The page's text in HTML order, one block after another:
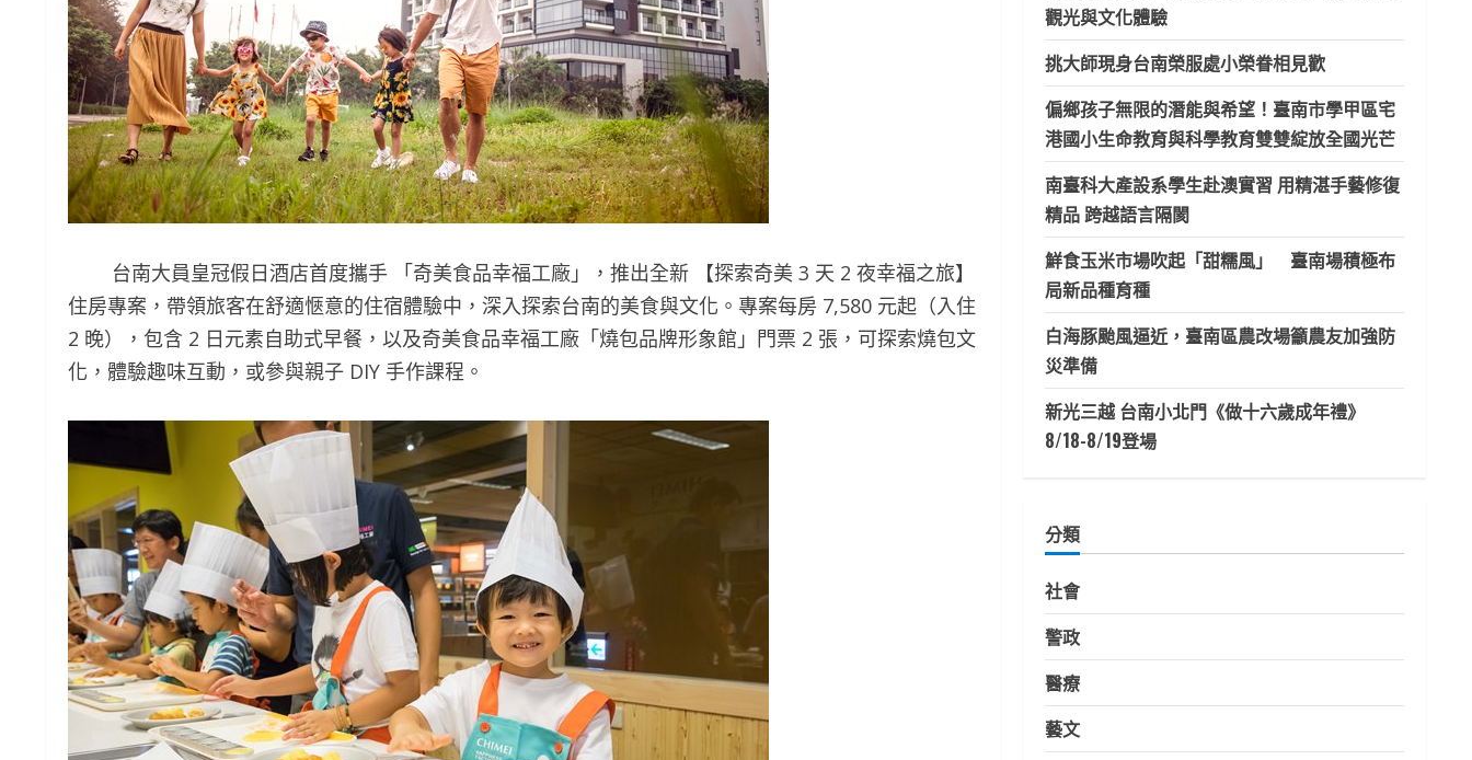
台南大員皇冠假日酒店首度攜手 「奇美食品幸福工廠」，推出全新 【探索奇美 3 天 2 夜幸福之旅】
住房專案，帶領旅客在舒適愜意的住宿體驗中，深入探索台南的美食與文化。專案每房 7,580 元起（入住
2 晚），包含 2 日元素自助式早餐，以及奇美食品幸福工廠「燒包品牌形象館」門票 2 張，可探索燒包文
化，體驗趣味互動，或參與親子 DIY 手作課程。
觀光與文化體驗
挑大師現身台南榮服處小榮眷相見歡
偏鄉孩子無限的潛能與希望！臺南市學甲區宅
港國小生命教育與科學教育雙雙綻放全國光芒
南臺科大產設系學生赴澳實習 用精湛手藝修復
精品 跨越語言隔閡
鮮食玉米市場吹起「甜糯風」 臺南場積極布
局新品種育種
白海豚颱風逼近，臺南區農改場籲農友加強防
災準備
新光三越 台南小北門《做十六歲成年禮》
8/18-8/19登場
分類
社會
警政
醫療
藝文